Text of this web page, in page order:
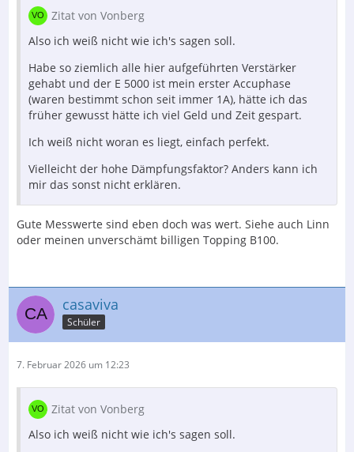
Zitat von Vonberg
Also ich weiß nicht wie ich's sagen soll.
Habe so ziemlich alle hier aufgeführten Verstärker
gehabt und der E 5000 ist mein erster Accuphase
(waren bestimmt schon seit immer 1A), hätte ich das
früher gewusst hätte ich viel Geld und Zeit gespart.
Ich weiß nicht woran es liegt, einfach perfekt.
Vielleicht der hohe Dämpfungsfaktor? Anders kann ich
mir das sonst nicht erklären.
Gute Messwerte sind eben doch was wert. Siehe auch Linn
oder meinen unverschämt billigen Topping B100.
casaviva
Schüler
7. Februar 2026 um 12:23
Zitat von Vonberg
Also ich weiß nicht wie ich's sagen soll.